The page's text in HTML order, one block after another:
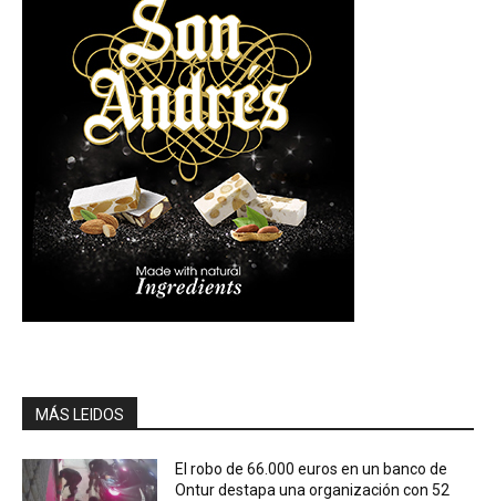
MÁS LEIDOS
El robo de 66.000 euros en un banco de
Ontur destapa una organización con 52